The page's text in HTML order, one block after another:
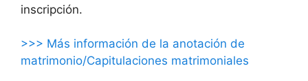
inscripción.
>>> Más información de la anotación de
matrimonio/Capitulaciones matrimoniales